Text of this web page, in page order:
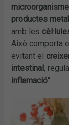
productes
amb les
Això comporta
evitant el
intestinal,
inflamació“.